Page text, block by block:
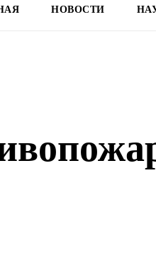
НОВОСТИ